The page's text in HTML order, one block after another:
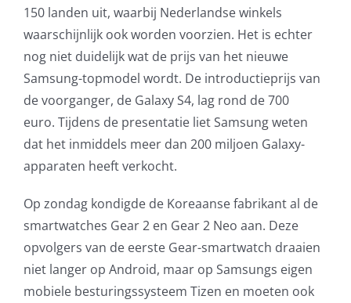
150 landen uit, waarbij Nederlandse winkels
waarschijnlijk ook worden voorzien. Het is echter
nog niet duidelijk wat de prijs van het nieuwe
Samsung-topmodel wordt. De introductieprijs van
de voorganger, de Galaxy S4, lag rond de 700
euro. Tijdens de presentatie liet Samsung weten
dat het inmiddels meer dan 200 miljoen Galaxy-
apparaten heeft verkocht.
Op zondag kondigde de Koreaanse fabrikant al de
smartwatches Gear 2 en Gear 2 Neo aan. Deze
opvolgers van de eerste Gear-smartwatch draaien
niet langer op Android, maar op Samsungs eigen
mobiele besturingssysteem Tizen en moeten ook